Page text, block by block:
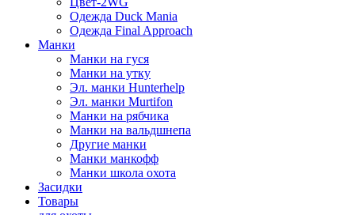
Одежда Duck Mania
Одежда Final Approach
Манки
Манки на гуся
Манки на утку
Эл. манки Hunterhelp
Эл. манки Murtifon
Манки на рябчика
Манки на вальдшнепа
Другие манки
Манки манкофф
Манки школа охота
Засидки
Товары